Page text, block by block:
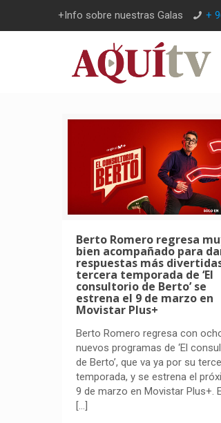
+Info sobre nuestras Galas +
Berto Romero regresa
bien acompañado para
respuestas más
tercera temporada de ‘El
consultorio de Berto’ se
estrena el 9 de marzo en
Movistar Plus+
Berto Romero regresa con
nuevos programas de ‘El
de Berto’, que va ya por su
temporada, y se estrena el
9 de marzo en Movistar Plus+.
[…]